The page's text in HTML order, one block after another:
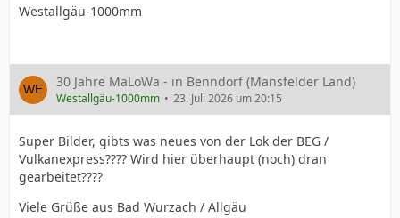
Westallgäu-1000mm
30 Jahre MaLoWa - in Benndorf (Mansfelder Land)
Westallgäu-1000mm 23. Juli 2026 um 20:15
Super Bilder, gibts was neues von der Lok der BEG /
Vulkanexpress???? Wird hier überhaupt (noch) dran
gearbeitet????
Viele Grüße aus Bad Wurzach / Allgäu